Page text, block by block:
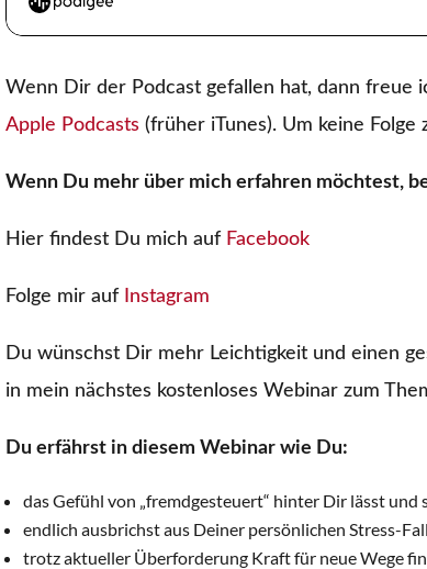
Wenn Dir der Podcast gefallen hat, dann freue
Apple Podcasts (früher iTunes). Um keine
Wenn Du mehr über mich erfahren möchtest,
Hier findest Du mich auf Facebook
Folge mir auf Instagram
Du wünschst Dir mehr Leichtigkeit und einen
in mein nächstes kostenloses Webinar zum
Du erfährst in diesem Webinar wie Du:
das Gefühl von „fremdgesteuert“ hinter Dir lässt und
endlich ausbrichst aus Deiner persönlichen Stress-
trotz aktueller Überforderung Kraft für neue Wege